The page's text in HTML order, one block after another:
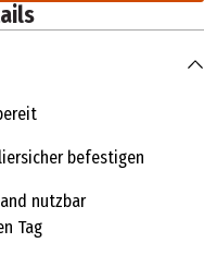
befestigen
nutzbar
Tag